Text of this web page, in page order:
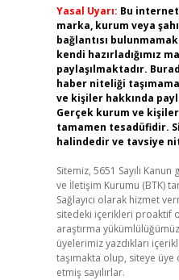
Yasal Uyarı: Bu
marka, kurum veya
bağlantısı
kendi hazırladığımız
paylaşılmaktadır.
haber niteliği
ve kişiler hakkında
Gerçek kurum ve
tamamen tesadüfidir.
halindedir ve tavsiye
Sitemiz, 5651 Sayılı
ve İletişim Kurumu (BTK)
Sağlayıcı olarak hizmet
sitedeki içerikleri proaktif
araştırma
üyelerimiz yazdıkları
taşımakta olup, siteye
etmiş sayılırlar.